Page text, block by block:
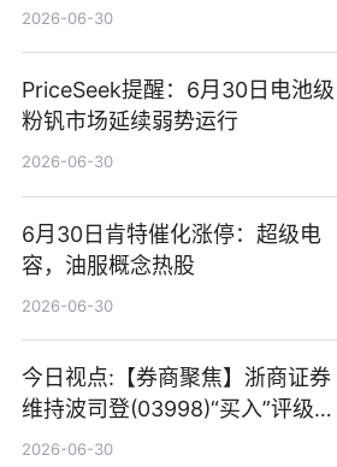
2026-06-30
PriceSeek提醒：6月30日电池级
粉钒市场延续弱势运行
2026-06-30
6月30日肯特催化涨停：超级电
容，油服概念热股
2026-06-30
今日视点:【券商聚焦】浙商证券
维持波司登(03998)“买入”评级
指其业绩高质量稳增长
2026-06-30